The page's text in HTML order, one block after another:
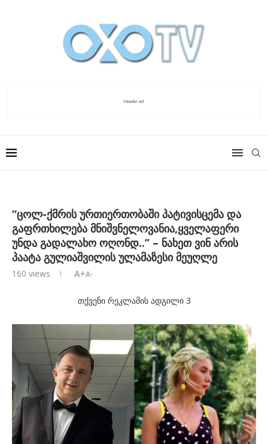
“ცოლ-ქმრის ურთიერთობაში პატივისცემა და
გაფრთხილება მნიშვნელოვანია,ყველაფერი
უნდა გადალახო ოღონდ..” – ნახეთ ვინ არის
პაატა გულიაშვილის ულამაზესი მეუღლე
160 views A+A-
თქვენი რეკლამის ადგილი 3